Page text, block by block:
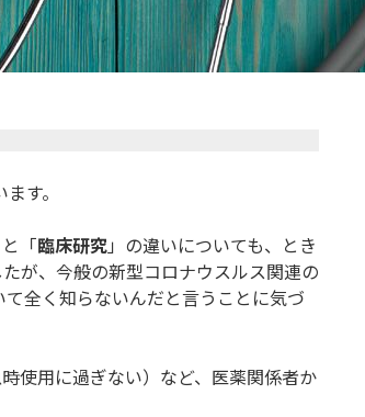
す。
と「臨床研究」の違いについても、とき
が、 今般の新型コロナウスルス関連の
全く知らないんだと言うことに気づ
使用に過ぎない）など、 医薬関係者か